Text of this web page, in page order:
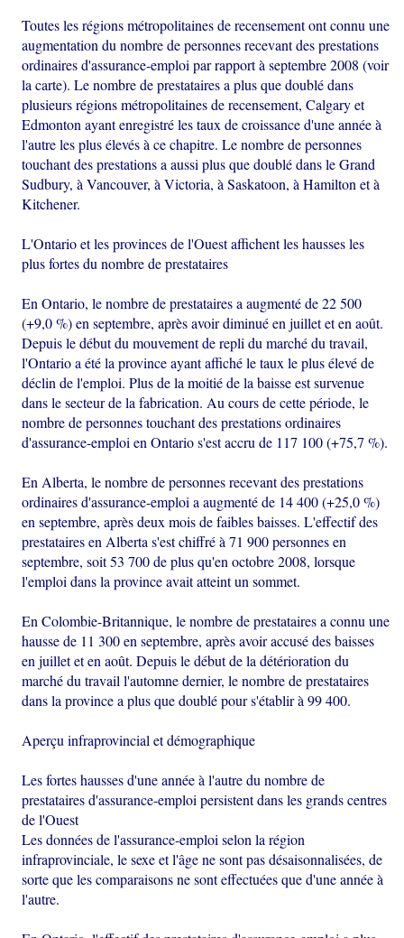
Toutes les régions métropolitaines de recensement ont connu une
augmentation du nombre de personnes recevant des prestations
ordinaires d'assurance-emploi par rapport à septembre 2008 (voir
la carte). Le nombre de prestataires a plus que doublé dans
plusieurs régions métropolitaines de recensement, Calgary et
Edmonton ayant enregistré les taux de croissance d'une année à
l'autre les plus élevés à ce chapitre. Le nombre de personnes
touchant des prestations a aussi plus que doublé dans le Grand
Sudbury, à Vancouver, à Victoria, à Saskatoon, à Hamilton et à
Kitchener.
L'Ontario et les provinces de l'Ouest affichent les hausses les
plus fortes du nombre de prestataires
En Ontario, le nombre de prestataires a augmenté de 22 500
(+9,0 %) en septembre, après avoir diminué en juillet et en août.
Depuis le début du mouvement de repli du marché du travail,
l'Ontario a été la province ayant affiché le taux le plus élevé de
déclin de l'emploi. Plus de la moitié de la baisse est survenue
dans le secteur de la fabrication. Au cours de cette période, le
nombre de personnes touchant des prestations ordinaires
d'assurance-emploi en Ontario s'est accru de 117 100 (+75,7 %).
En Alberta, le nombre de personnes recevant des prestations
ordinaires d'assurance-emploi a augmenté de 14 400 (+25,0 %)
en septembre, après deux mois de faibles baisses. L'effectif des
prestataires en Alberta s'est chiffré à 71 900 personnes en
septembre, soit 53 700 de plus qu'en octobre 2008, lorsque
l'emploi dans la province avait atteint un sommet.
En Colombie-Britannique, le nombre de prestataires a connu une
hausse de 11 300 en septembre, après avoir accusé des baisses
en juillet et en août. Depuis le début de la détérioration du
marché du travail l'automne dernier, le nombre de prestataires
dans la province a plus que doublé pour s'établir à 99 400.
Aperçu infraprovincial et démographique
Les fortes hausses d'une année à l'autre du nombre de
prestataires d'assurance-emploi persistent dans les grands centres
de l'Ouest
Les données de l'assurance-emploi selon la région
infraprovinciale, le sexe et l'âge ne sont pas désaisonnalisées, de
sorte que les comparaisons ne sont effectuées que d'une année à
l'autre.